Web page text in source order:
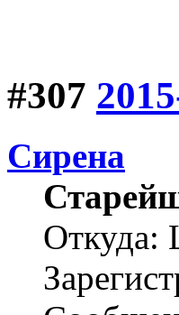
#307
Сирена
Откуда: